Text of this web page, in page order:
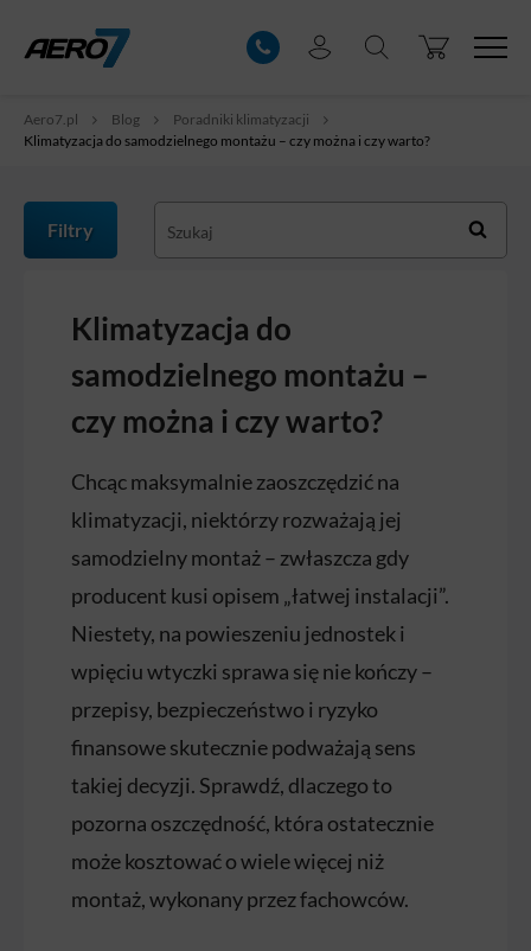
Aero7.pl Blog
Poradniki klimatyzacji
Klimatyzacja do samodzielnego montażu – czy można i czy warto?
Klimatyzacja do
samodzielnego montażu –
czy można i czy warto?
Chcąc maksymalnie zaoszczędzić na
klimatyzacji, niektórzy rozważają jej
samodzielny montaż – zwłaszcza gdy
producent kusi opisem „łatwej instalacji”.
Niestety, na powieszeniu jednostek i
wpięciu wtyczki sprawa się nie kończy –
przepisy, bezpieczeństwo i ryzyko
finansowe skutecznie podważają sens
takiej decyzji. Sprawdź, dlaczego to
pozorna oszczędność, która ostatecznie
może kosztować o wiele więcej niż
montaż, wykonany przez fachowców.
Filtry